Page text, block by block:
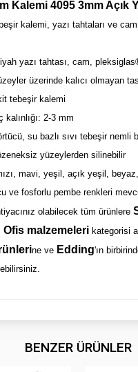
Kalemi 4095 3mm Açık
kalemi, yazı tahtaları ve
yazı tahtası, cam,
üzerinde kalıcı olmayan
tebeşir kalemi
kalınlığı: 2-3 mm
su bazlı sıvı tebeşir nemli
yüzeylerden silinebilir
mavi, yeşil, açık yeşil,
ve fosforlu pembe renkleri
olabilecek tüm ürünlere
Ofis malzemeleri kategorisi
ne ve Edding'ın
BENZER ÜRÜNLER